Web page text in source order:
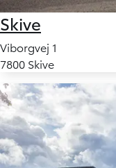
Skive
Viborgvej 1
7800 Skive